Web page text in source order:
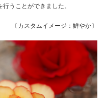
行うことができました。
〔カスタムイメージ：鮮やか〕